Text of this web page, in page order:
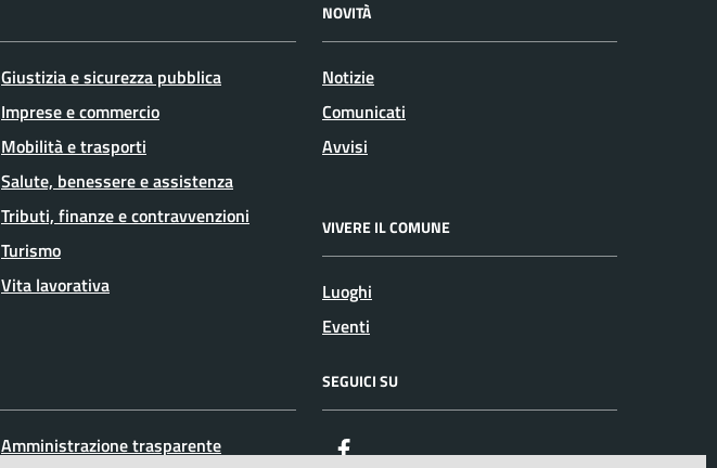
Giustizia e sicurezza pubblica
Imprese e commercio
Mobilità e trasporti
Salute, benessere e assistenza
Tributi, finanze e contravvenzioni
Turismo
Vita lavorativa
NOVITÀ
Notizie
Comunicati
Avvisi
VIVERE IL COMUNE
Luoghi
Eventi
Amministrazione trasparente
SEGUICI SU